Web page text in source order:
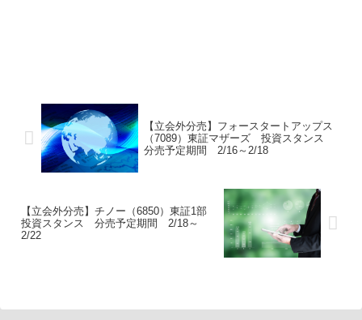
【立会外分売】フォースタートアップス
（7089）東証マザーズ 投資スタンス
分売予定期間 2/16～2/18
【立会外分売】チノー（6850）東証1部
投資スタンス 分売予定期間 2/18～
2/22